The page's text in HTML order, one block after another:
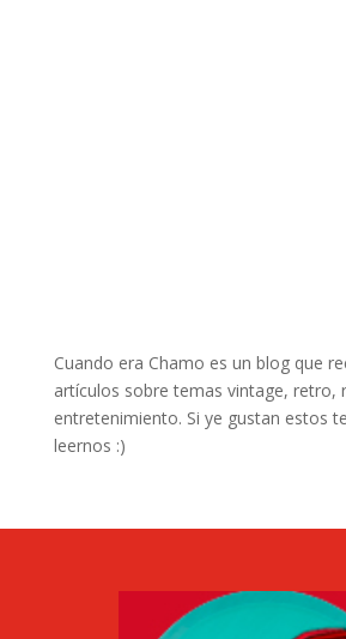
Cuando era Chamo es un blog que
artículos sobre temas vintage, retro,
entretenimiento. Si ye gustan estos
leernos :)